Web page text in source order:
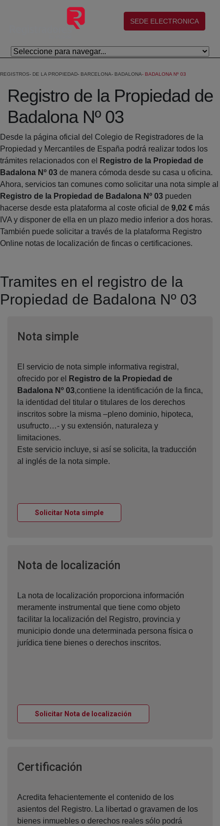
Saltar al contenido principal
(abre en nueva ventana)
SEDE ELECTRONICA
REGISTROS DE LA PROPIEDAD BARCELONA BADALONA BADALONA Nº 03
Registro de la Propiedad de
Badalona Nº 03
Desde la página oficial del Colegio de Registradores de la
Propiedad y Mercantiles de España podrá realizar todos los
trámites relacionados con el
Registro de la Propiedad de
Badalona Nº 03 de manera cómoda desde su casa u oficina.
Ahora, servicios tan comunes como solicitar una nota simple al
Registro de la Propiedad de Badalona Nº 03 pueden
hacerse desde esta plataforma al coste oficial de 9,02 € más
IVA y disponer de ella en un plazo medio inferior a dos horas.
También puede solicitar a través de la plataforma Registro
Online notas de localización de fincas o certificaciones.
Tramites en el registro de la
Propiedad de Badalona Nº 03
Nota simpleVentana nueva
El servicio de nota simple informativa registral,
ofrecido por el
Registro de la Propiedad de
Badalona Nº 03,contiene la identificación de la finca,
la identidad del titular o titulares de los derechos
inscritos sobre la misma –pleno dominio, hipoteca,
usufructo…- y su extensión, naturaleza y
limitaciones.
Este servicio incluye, si así se solicita, la traducción
al inglés de la nota simple.
Solicitar Nota simpleVentana nueva
Nota de localización
La nota de localización proporciona información
meramente instrumental que tiene como objeto
facilitar la localización del Registro, provincia y
municipio donde una determinada persona física o
jurídica tiene bienes o derechos inscritos.
Solicitar Nota de localización
Certificación
Acredita fehacientemente el contenido de los
asientos del Registro. La libertad o gravamen de los
bienes inmuebles o derechos reales sólo podrá